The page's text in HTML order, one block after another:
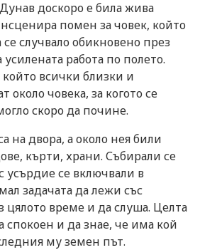
доскоро е била жива
помен за човек, който
случвало обикновено през
усилената работа по полето.
всички близки и
около човека, за когото се
скоро да почине.
на двора, а около нея били
кърти, храни. Събирали се
усърдие се включвали в
задачата да лежи със
цялото време и да слуша. Целта
спокоен и да знае, че има кой
му земен път.